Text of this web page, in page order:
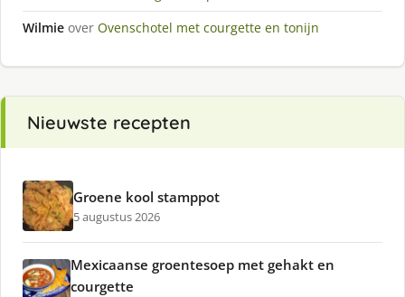
Wilmie over Ovenschotel met courgette en tonijn
Nieuwste recepten
Groene kool stamppot
5 augustus 2026
Mexicaanse groentesoep met gehakt en
courgette